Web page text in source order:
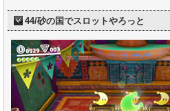
44/砂の国でスロットやろっと